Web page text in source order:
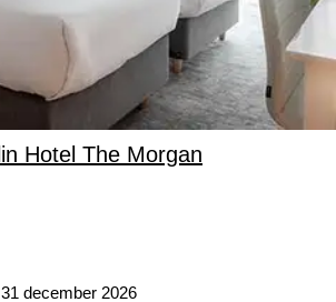
Hotel The Morgan
december 2026